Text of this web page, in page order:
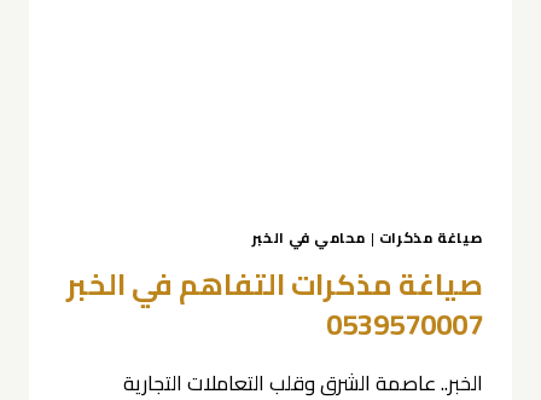
صياغة مذكرات | محامي في الخبر
صياغة مذكرات التفاهم في الخبر
0539570007
الخبر.. عاصمة الشرق وقلب التعاملات التجارية